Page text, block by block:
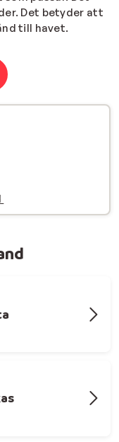
Det betyder att
till havet.